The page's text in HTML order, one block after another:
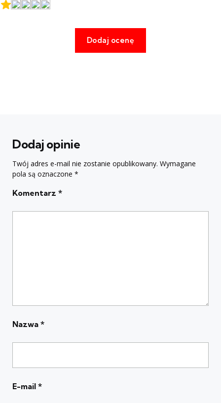
Dodaj opinie
Twój adres e-mail nie zostanie opublikowany. Wymagane
pola są oznaczone *
Komentarz *
Nazwa *
E-mail *